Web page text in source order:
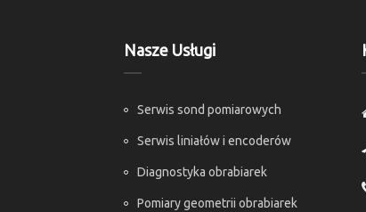
Nasze Usługi
Serwis sond pomiarowych
Serwis liniałów i encoderów
Diagnostyka obrabiarek
Pomiary geometrii obrabiarek